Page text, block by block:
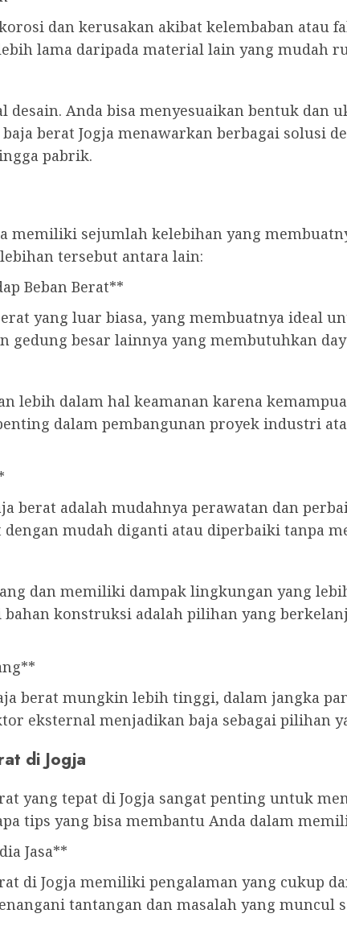
dan kerusakan akibat kelembaban atau
lama daripada material lain yang mudah
Anda bisa menyesuaikan bentuk dan
berat Jogja menawarkan berbagai solusi
pabrik.
memiliki sejumlah kelebihan yang
tersebut antara lain:
Beban Berat**
yang luar biasa, yang membuatnya ideal
besar lainnya yang membutuhkan
lebih dalam hal keamanan karena
dalam pembangunan proyek industri
berat adalah mudahnya perawatan dan
mudah diganti atau diperbaiki tanpa
dan memiliki dampak lingkungan yang
bahan konstruksi adalah pilihan yang
berat mungkin lebih tinggi, dalam jangka
eksternal menjadikan baja sebagai pilihan
di Jogja
yang tepat di Jogja sangat penting untuk
tips yang bisa membantu Anda dalam
Jasa**
di Jogja memiliki pengalaman yang cukup
tantangan dan masalah yang muncul